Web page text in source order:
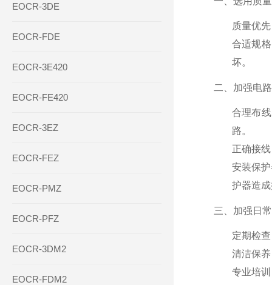
EOCR-3DE
EOCR-FDE
EOCR-3E420
EOCR-FE420
EOCR-3EZ
EOCR-FEZ
EOCR-PMZ
EOCR-PFZ
EOCR-3DM2
EOCR-FDM2
质量优先
合适规格
坏。
二、加强电
合理布线
路。
正确接线
安装保
护器造
三、加强日
定期检查
清洁保养
专业培训